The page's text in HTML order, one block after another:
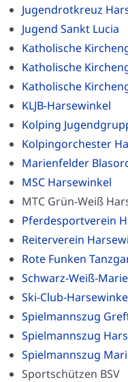
Jugendrotkreuz
Jugend Sankt Lucia
Katholische
Katholische
Katholische
KLJB-Harsewinkel
Kolping
Kolpingorchester
Marienfelder
MSC Harsewinkel
MTC Grün-Weiß
Pferdesportverein
Reiterverein
Rote Funken
Schwarz-Weiß-
Ski-Club-
Spielmannszug
Spielmannszug
Spielmannszug
Sportschützen BSV